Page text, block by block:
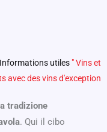
Informations utiles "Vins et
avec des vins d'exception
tradizione
. Qui il cibo